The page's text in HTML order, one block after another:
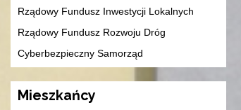
Rządowy Fundusz Inwestycji Lokalnych
Rządowy Fundusz Rozwoju Dróg
Cyberbezpieczny Samorząd
Mieszkańcy